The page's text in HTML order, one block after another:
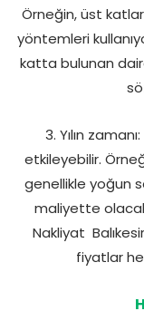
Örneğin, üst
yöntemleri
katta bulunan
3. Yılın
etkileyebilir.
genellikle yoğun
maliyette
Nakliyat
fiyatlar